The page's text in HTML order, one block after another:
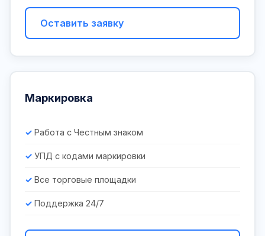
Оставить заявку
Маркировка
Работа с Честным знаком
УПД с кодами маркировки
Все торговые площадки
Поддержка 24/7